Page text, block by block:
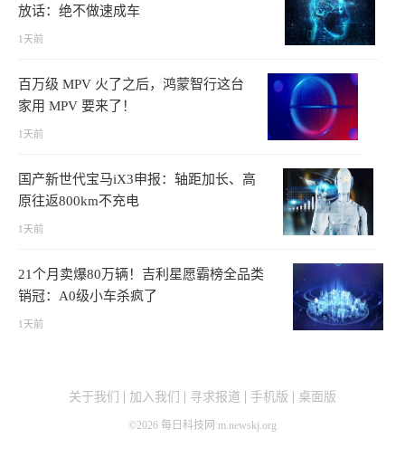
放话：绝不做速成车
1天前
百万级 MPV 火了之后，鸿蒙智行这台
家用 MPV 要来了！
1天前
国产新世代宝马iX3申报：轴距加长、高
原往返800km不充电
1天前
21个月卖爆80万辆！吉利星愿霸榜全品类
销冠：A0级小车杀疯了
1天前
关于我们 加入我们 寻求报道 手机版 桌面版
©2026 每日科技网 m.newskj.org